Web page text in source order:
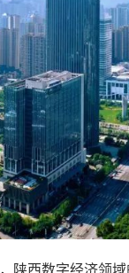
陕西数字经济领